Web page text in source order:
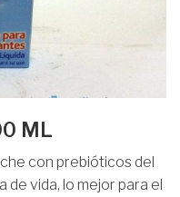
ML
con prebióticos del
de vida, lo mejor para el